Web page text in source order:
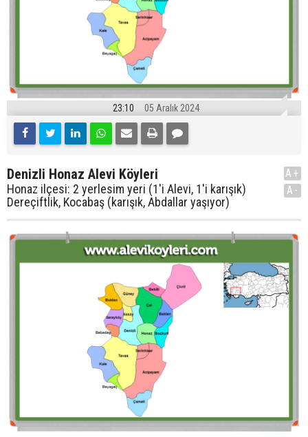
23:10 05 Aralık 2024
Denizli Honaz Alevi Köyleri
Honaz ilçesi: 2 yerlesim yeri (1'i Alevi, 1'i karışık)
Dereçiftlik, Kocabaş (karışık, Abdallar yaşıyor)
A+
A-